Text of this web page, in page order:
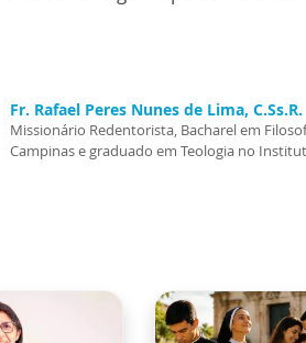
Fr. Rafael Peres Nunes de Lima, C.Ss.R.
Missionário Redentorista, Bacharel em
Campinas e graduado em Teologia no